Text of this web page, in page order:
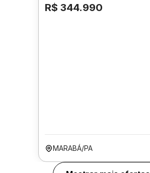
R$ 344.990
MARABÁ/PA